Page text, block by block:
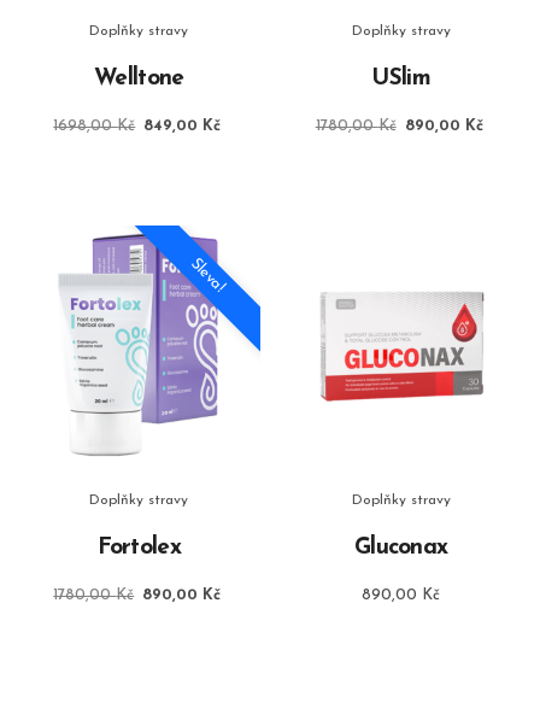
Doplňky stravy
Welltone
1698,00Kč Původní
849,00 Kč
Doplňky stravy
USlim
1780,00Kč
Původní
890,00 Kč
Sleva!
Doplňky stravy
Fortolex
1780,00Kč Původní
890,00 Kč
Doplňky stravy
Gluconax
890,00 Kč